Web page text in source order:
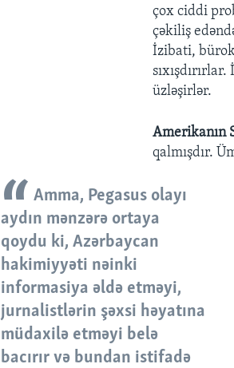
çox ciddi
çəkiliş
İzibati,
üzləşirlər.
Amerikanın
qalmışdır.
Amma, Pegasus olayı
aydın mənzərə ortaya
qoydu ki, Azərbaycan
hakimiyyəti nəinki
informasiya əldə etməyi,
jurnalistlərin şəxsi həyatına
müdaxilə etməyi belə
bacırır və bundan istifadə